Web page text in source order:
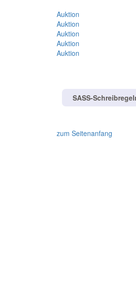
Auktion
Auktion
Auktion
Auktion
Auktion
SASS-
zum Seitenanfang